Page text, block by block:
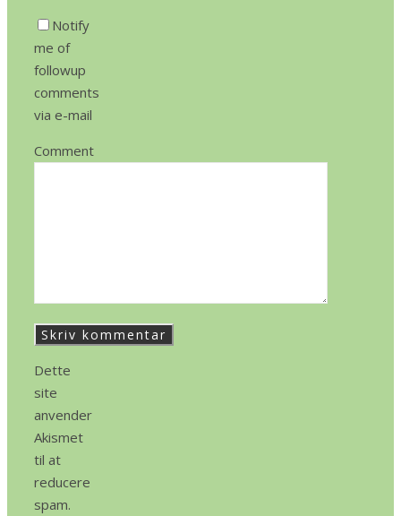
Notify
me of
followup
comments
via e-mail
Comment
Dette
site
anvender
Akismet
til at
reducere
spam.